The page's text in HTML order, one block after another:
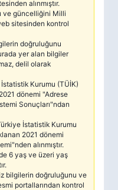
alınmıştır.
ve güncelliğini Milli
sitesinden kontrol
doğruluğunu
yer alan bilgiler
delil olarak
Kurumu (TÜİK)
dönemi "Adrese
Sonuçları"ndan
İstatistik Kurumu
2021 dönemi
alınmıştır.
6 yaş ve üzeri yaş
bilgilerin doğruluğunu ve
portallarından kontrol